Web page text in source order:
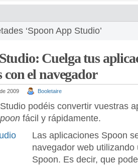
‘Spoon App Studio’
Cuelga tus
el navegador
2009 Booletaire
podéis convertir vuestras
fácil y rápidamente.
Las aplicaciones Spoon
navegador web
Spoon. Es decir, que